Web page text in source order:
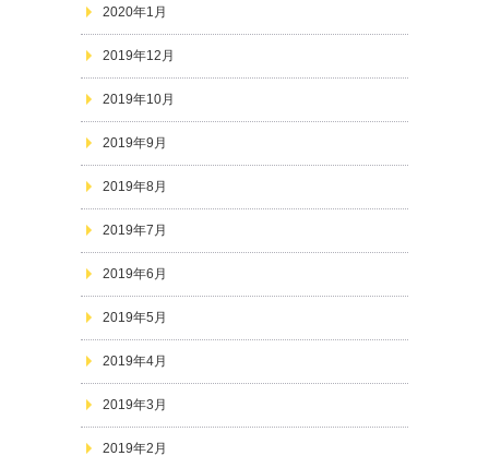
2020年1月
2019年12月
2019年10月
2019年9月
2019年8月
2019年7月
2019年6月
2019年5月
2019年4月
2019年3月
2019年2月